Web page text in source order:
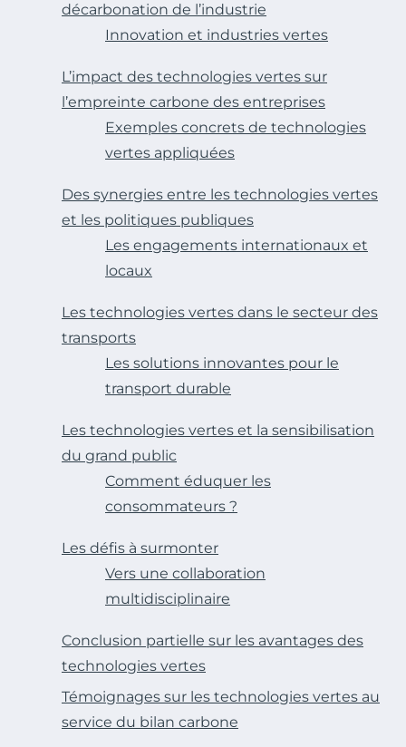
décarbonation de l’industrie
Innovation et industries vertes
L’impact des technologies vertes sur
l’empreinte carbone des entreprises
Exemples concrets de technologies
vertes appliquées
Des synergies entre les technologies vertes
et les politiques publiques
Les engagements internationaux et
locaux
Les technologies vertes dans le secteur des
transports
Les solutions innovantes pour le
transport durable
Les technologies vertes et la sensibilisation
du grand public
Comment éduquer les
consommateurs ?
Les défis à surmonter
Vers une collaboration
multidisciplinaire
Conclusion partielle sur les avantages des
technologies vertes
Témoignages sur les technologies vertes au
service du bilan carbone